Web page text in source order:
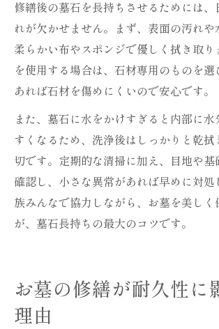
修繕後の墓石を長持ちさせるためには、
れが欠かせません。まず、表面の汚れや
柔らかい布やスポンジで優しく拭き取り
を使用する場合は、石材専用のものを
あれば石材を傷めにくいので安心です。
また、墓石に水をかけすぎると内部に
すくなるため、洗浄後はしっかりと乾
切です。定期的な清掃に加え、目地や基
確認し、小さな異常があれば早めに対
族みんなで協力しながら、お墓を美しく
が、墓石長持ちの最大のコツです。
お墓の修繕が耐久性に
理由